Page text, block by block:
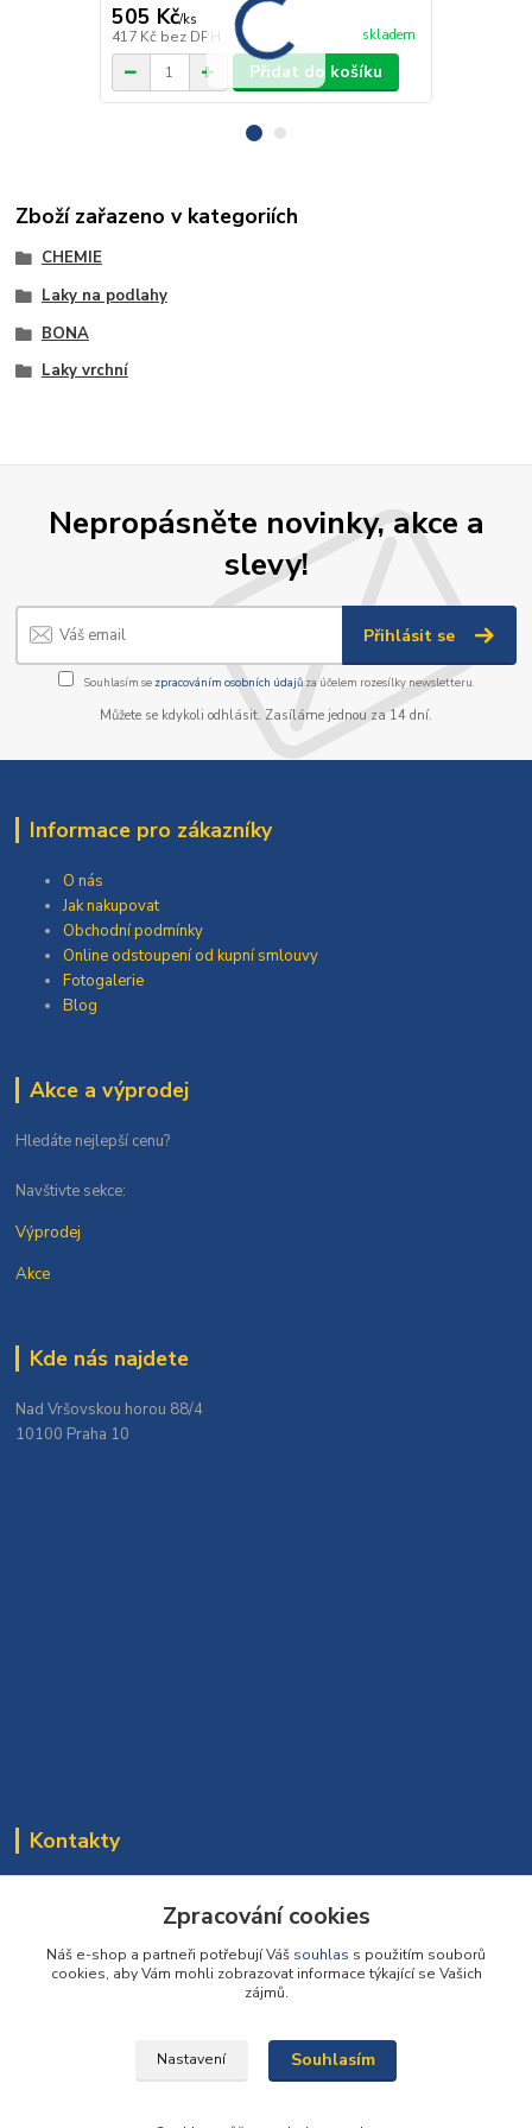
505 Kč/ks
417 Kč bez DPH skladem
Přidat do košíku
Zboží zařazeno v kategoriích
CHEMIE
Laky na podlahy
BONA
Laky vrchní
Nepropásněte novinky, akce a
slevy!
Přihlásit se
Souhlasím se zpracováním osobních údajůza účelem rozesílky newsletteru.
Můžete se kdykoli odhlásit. Zasíláme jednou za 14 dní.
Informace pro zákazníky
O nás
Jak nakupovat
Obchodní podmínky
Online odstoupení od kupní smlouvy
Fotogalerie
Blog
Akce a výprodej
Hledáte nejlepší cenu?
Navštivte sekce:
Výprodej
Akce
Kde nás najdete
Nad Vršovskou horou 88/4
10100 Praha 10
Kontakty
info@podlahy1.cz
Zpracování cookies
Náš e-shop a partneři potřebují Váš souhlas s použitím souborů
cookies, aby Vám mohli zobrazovat informace týkající se Vašich
zájmů.
Nastavení Souhlasím